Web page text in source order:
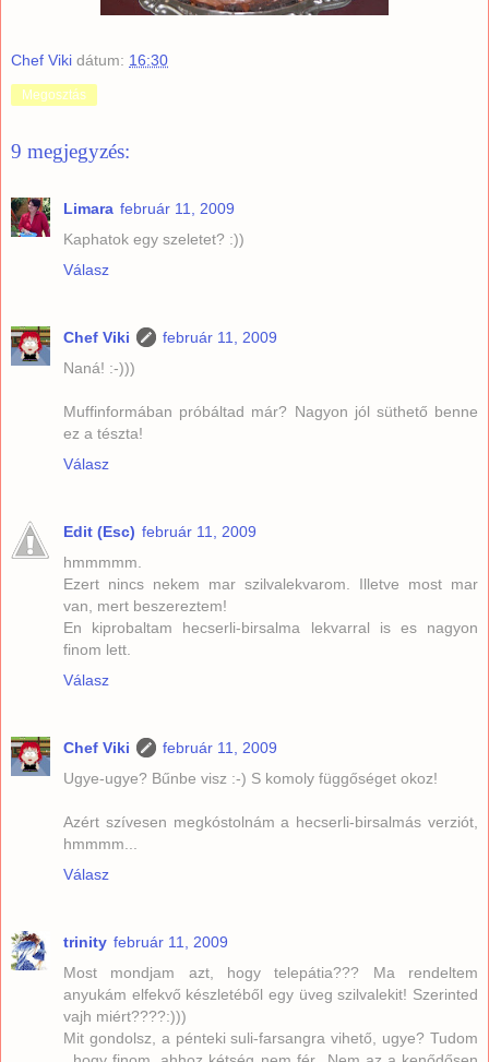
Chef Viki dátum: 16:30
Megosztás
9 megjegyzés:
Limara február 11, 2009
Kaphatok egy szeletet? :))
Válasz
Chef Viki
február 11, 2009
Naná! :-)))
Muffinformában próbáltad már? Nagyon jól süthető benne
ez a tészta!
Válasz
Edit (Esc) február 11, 2009
hmmmmm.
Ezert nincs nekem mar szilvalekvarom. Illetve most mar
van, mert beszereztem!
En kiprobaltam hecserli-birsalma lekvarral is es nagyon
finom lett.
Válasz
Chef Viki
február 11, 2009
Ugye-ugye? Bűnbe visz :-) S komoly függőséget okoz!
Azért szívesen megkóstolnám a hecserli-birsalmás verziót,
hmmmm...
Válasz
trinity február 11, 2009
Most mondjam azt, hogy telepátia??? Ma rendeltem
anyukám elfekvő készletéből egy üveg szilvalekit! Szerinted
vajh miért????:)))
Mit gondolsz, a pénteki suli-farsangra vihető, ugye? Tudom